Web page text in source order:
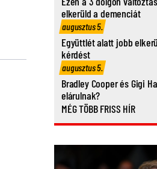
elkerüld a demenciát
augusztus 5.
Együttlét alatt jobb
kérdést
augusztus 5.
Bradley Cooper és Gigi
elárulnak?
MÉG TÖBB FRISS HÍR